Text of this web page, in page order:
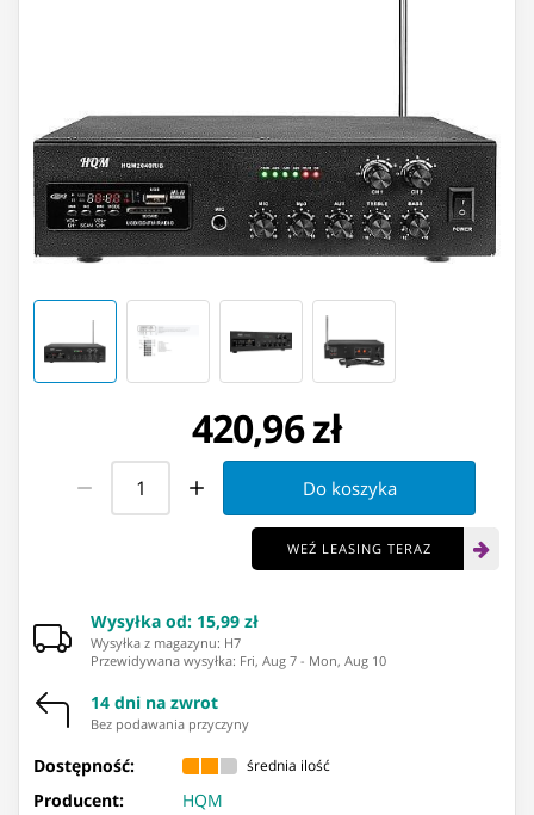
420,96 zł
Do koszyka
WEŹ LEASING TERAZ
Wysyłka od: 15,99 zł
Wysyłka z magazynu: ⁨H7⁩
Przewidywana wysyłka: Fri, Aug 7 - Mon, Aug 10
14 dni na zwrot
Bez podawania przyczyny
Dostępność: średnia ilość
Producent:
HQM